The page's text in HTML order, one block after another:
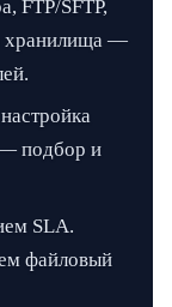
FTP/SFTP,
хранилища —
подбор и
SLA.
файловый